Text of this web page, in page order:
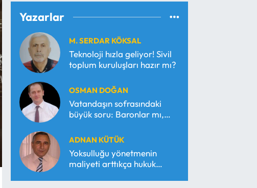
Yazarlar
M. SERDAR KÖKSAL
Teknoloji hızla geliyor! Sivil
toplum kuruluşları hazır mı?
OSMAN DOĞAN
Vatandaşın sofrasındaki
büyük soru: Baronlar mı,
ADNAN KÜTÜK
Yoksulluğu yönetmenin
maliyeti arttıkça hukuk